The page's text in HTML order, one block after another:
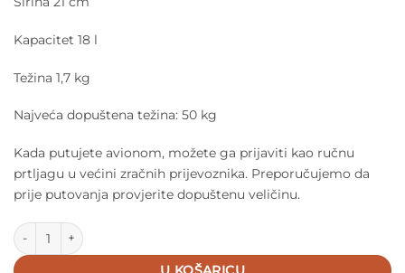
Kapacitet 18 l
Težina 1,7 kg
Najveća dopuštena težina: 50 kg
Kada putujete avionom, možete ga prijaviti kao ručnu
prtljagu u većini zračnih prijevoznika. Preporučujemo da
prije putovanja provjerite dopuštenu veličinu.
Trunki kofer dino Dudley količina